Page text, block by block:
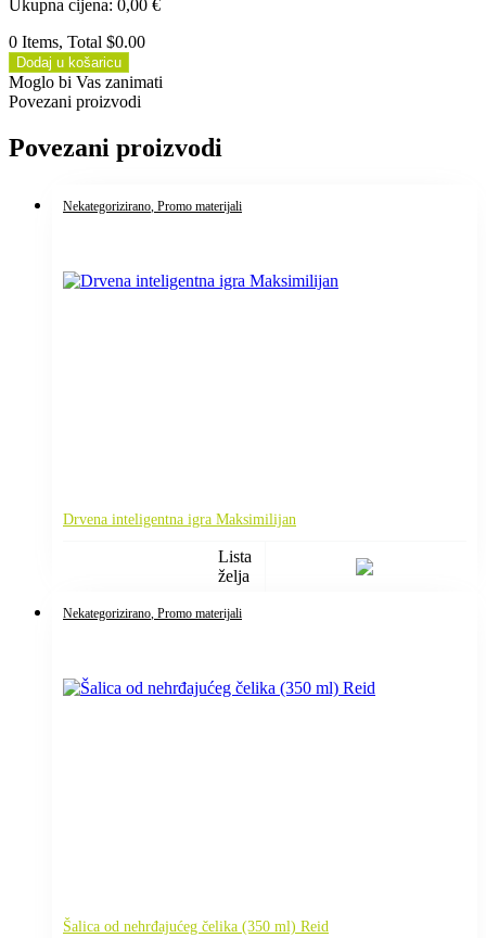
Ukupna cijena: 0,00 €
0 Items, Total $0.00
Dodaj u košaricu
Moglo bi Vas zanimati
Povezani proizvodi
Povezani proizvodi
Nekategorizirano , Promo materijali
Drvena inteligentna igra Maksimilijan
Lista
želja
Nekategorizirano , Promo materijali
Šalica od nehrđajućeg čelika (350 ml) Reid